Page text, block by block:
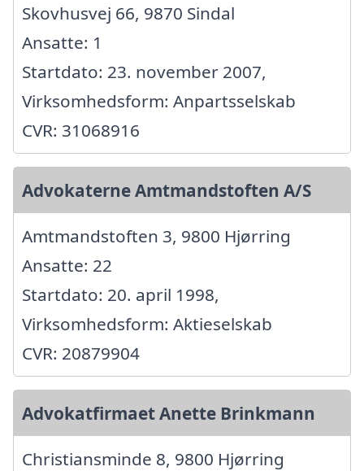
Skovhusvej 66, 9870 Sindal
Ansatte: 1
Startdato: 23. november 2007,
Virksomhedsform: Anpartsselskab
CVR: 31068916
Advokaterne Amtmandstoften A/S
Amtmandstoften 3, 9800 Hjørring
Ansatte: 22
Startdato: 20. april 1998,
Virksomhedsform: Aktieselskab
CVR: 20879904
Advokatfirmaet Anette Brinkmann
Christiansminde 8, 9800 Hjørring